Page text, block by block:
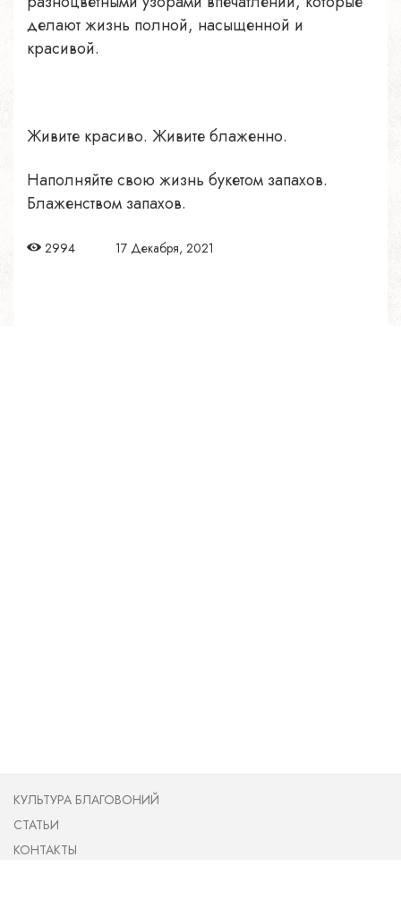
делают жизнь полной, насыщенной и
красивой.
Живите красиво. Живите блаженно.
Наполняйте свою жизнь букетом запахов.
Блаженством запахов.
2994 17 Декабря, 2021
КУЛЬТУРА БЛАГОВОНИЙ
СТАТЬИ
КОНТАКТЫ